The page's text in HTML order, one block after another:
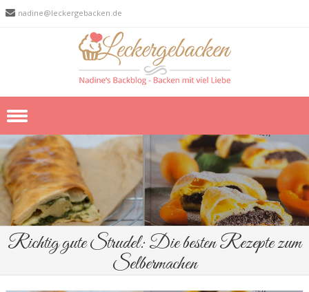
nadine@leckergebacken.de
Skip to content
Richtig gute Strudel: Die besten Rezepte zum
Selbermachen